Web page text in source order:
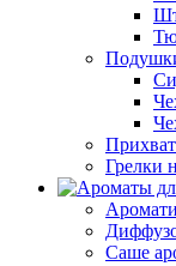
Грелки
Саше